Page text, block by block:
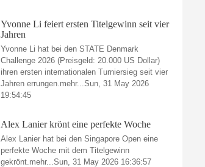
Yvonne Li feiert ersten Titelgewinn seit vier
Jahren
Yvonne Li hat bei den STATE Denmark
Challenge 2026 (Preisgeld: 20.000 US Dollar)
ihren ersten internationalen Turniersieg seit vier
Jahren errungen.mehr...Sun, 31 May 2026
19:54:45
Alex Lanier krönt eine perfekte Woche
Alex Lanier hat bei den Singapore Open eine
perfekte Woche mit dem Titelgewinn
gekrönt.mehr...Sun, 31 May 2026 16:36:57